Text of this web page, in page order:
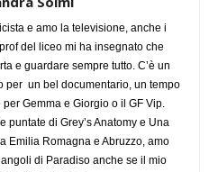
e amo la televisione, anche i
del liceo mi ha insegnato che
e guardare sempre tutto. C’è un
per un bel documentario, un tempo
Gemma e Giorgio o il GF Vip.
puntate di Grey’s Anatomy e Una
Emilia Romagna e Abruzzo, amo
di Paradiso anche se il mio